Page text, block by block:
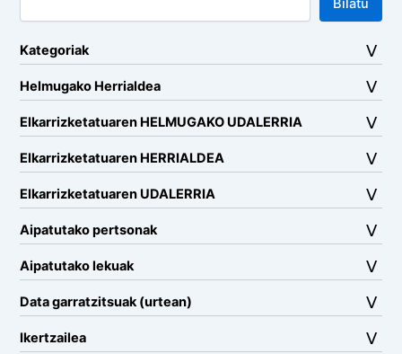
Bilatu
Kategoriak
Helmugako Herrialdea
Elkarrizketatuaren HELMUGAKO UDALERRIA
Elkarrizketatuaren HERRIALDEA
Elkarrizketatuaren UDALERRIA
Aipatutako pertsonak
Aipatutako lekuak
Data garratzitsuak (urtean)
Ikertzailea